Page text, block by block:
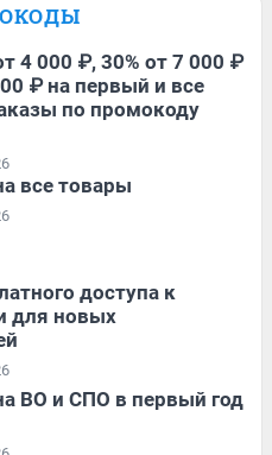
4 000 ₽, 30% от 7 000 ₽
₽ на первый и все
по промокоду
все товары
доступа к
для новых
ВО и СПО в первый год